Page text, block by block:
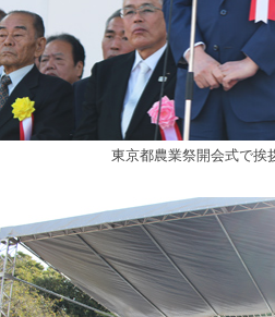
東京都農業祭開会式で挨